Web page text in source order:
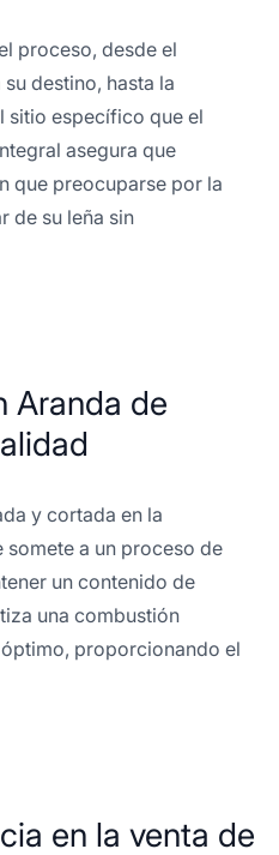
proceso, desde el
destino, hasta la
sitio específico que el
asegura que
que preocuparse por la
de su leña sin
Aranda de
y cortada en la
a un proceso de
un contenido de
una combustión
proporcionando el
en la venta de